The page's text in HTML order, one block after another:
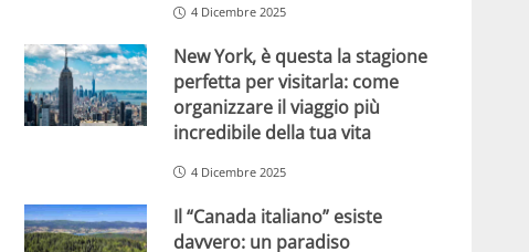
4 Dicembre 2025
New York, è questa la stagione
perfetta per visitarla: come
organizzare il viaggio più
incredibile della tua vita
4 Dicembre 2025
Il “Canada italiano” esiste
davvero: un paradiso